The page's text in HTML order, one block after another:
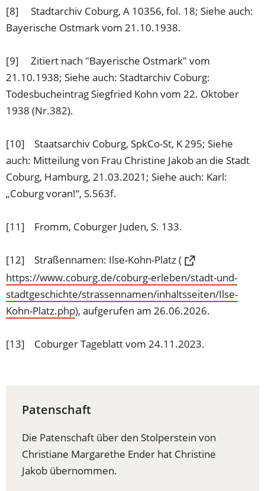
[8] Stadtarchiv Coburg, A 10356, fol. 18; Siehe auch:
Bayerische Ostmark vom 21.10.1938.
[9] Zitiert nach "Bayerische Ostmark" vom
21.10.1938; Siehe auch: Stadtarchiv Coburg:
Todesbucheintrag Siegfried Kohn vom 22. Oktober
1938 (Nr.382).
[10] Staatsarchiv Coburg, SpkCo-St, K 295; Siehe
auch: Mitteilung von Frau Christine Jakob an die Stadt
Coburg, Hamburg, 21.03.2021; Siehe auch: Karl:
„Coburg voran!“, S.563f.
[11] Fromm, Coburger Juden, S. 133.
[12] Straßennamen: Ilse-Kohn-Platz (
https://www.coburg.de/coburg-erleben/stadt-und-
stadtgeschichte/strassennamen/inhaltsseiten/Ilse-
Kohn-Platz.php
(Öffnet
einem
), aufgerufen am 26.06.2026.
[13] Coburger Tageblatt vom 24.11.2023.
Patenschaft
Die Patenschaft über den Stolperstein von
Christiane Margarethe Ender hat Christine
Jakob übernommen.